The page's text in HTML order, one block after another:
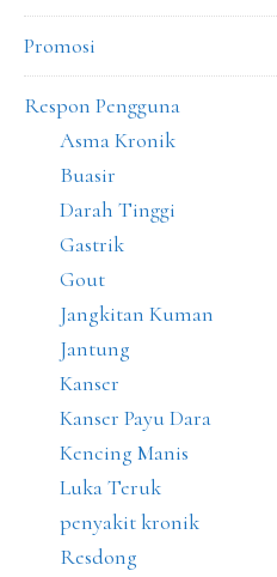
Promosi
Respon Pengguna
Asma Kronik
Buasir
Darah Tinggi
Gastrik
Gout
Jangkitan Kuman
Jantung
Kanser
Kanser Payu Dara
Kencing Manis
Luka Teruk
penyakit kronik
Resdong